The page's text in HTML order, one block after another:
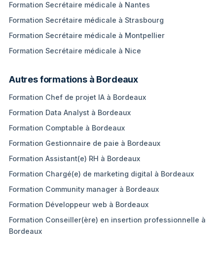
Formation Secrétaire médicale à Nantes
Formation Secrétaire médicale à Strasbourg
Formation Secrétaire médicale à Montpellier
Formation Secrétaire médicale à Nice
Autres formations à Bordeaux
Formation Chef de projet IA à Bordeaux
Formation Data Analyst à Bordeaux
Formation Comptable à Bordeaux
Formation Gestionnaire de paie à Bordeaux
Formation Assistant(e) RH à Bordeaux
Formation Chargé(e) de marketing digital à Bordeaux
Formation Community manager à Bordeaux
Formation Développeur web à Bordeaux
Formation Conseiller(ère) en insertion professionnelle à
Bordeaux